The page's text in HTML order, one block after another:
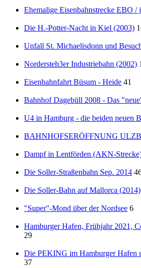
Ehemalige Eisenbahnstrecke EBO /
Die H.-Potter-Nacht in Kiel (2003)
Unfall St. Michaelisdonn und
Nordersteh3er Industriebahn (2002)
Eisenbahnfahrt Büsum - Heide 41
Bahnhof Dagebüll 2008 - Das
U4 in Hamburg - die beiden neuen
BAHNHOFSERÖFFNUNG
Dampf in Lentförden (AKN-
Die Soller-Straßenbahn Sep. 2014
Die Soller-Bahn auf Mallorca (2014)
"Super"-Mond über der Nordsee 6
Hamburger Hafen, Frühjahr 2021,
29
Die PEKING im Hamburger Hafen
37